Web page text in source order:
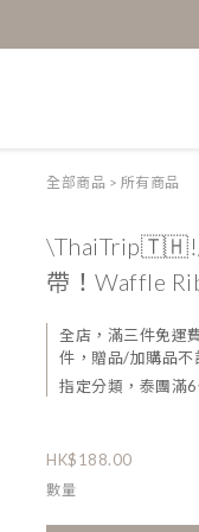
全部商品 > 所有商品
\ThaiTrip🇹🇭!/
帶！Waffle
全店，滿三件免運
件，贈品/加購品不
指定分類，泰團滿
HK$188.00
數量